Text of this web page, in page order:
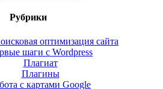
Рубрики
оптимизация сайта
шаги с Wordpress
Плагиат
Плагины
с картами Google